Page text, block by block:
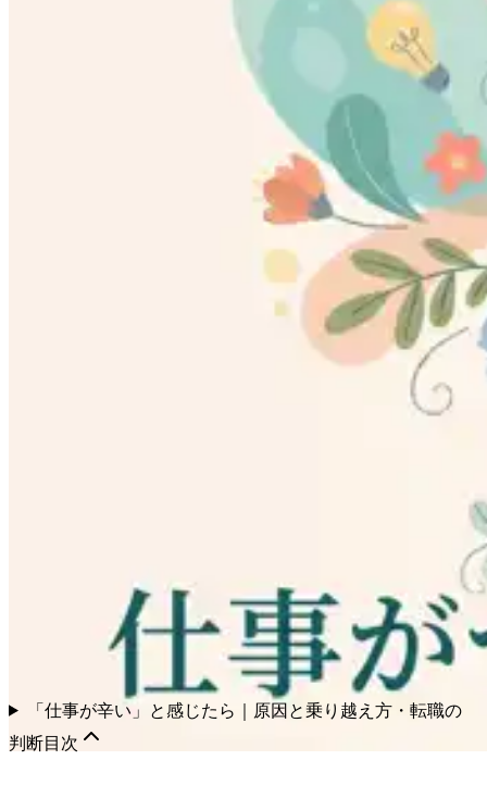
「仕事が辛い」と感じたら｜原因と乗り越え方・転職の
判断目次